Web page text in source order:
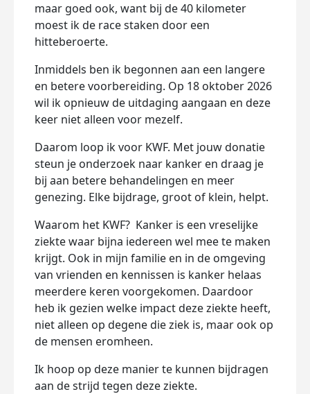
maar goed ook, want bij de 40 kilometer
moest ik de race staken door een
hitteberoerte.
Inmiddels ben ik begonnen aan een langere
en betere voorbereiding. Op 18 oktober 2026
wil ik opnieuw de uitdaging aangaan en deze
keer niet alleen voor mezelf.
Daarom loop ik voor KWF. Met jouw donatie
steun je onderzoek naar kanker en draag je
bij aan betere behandelingen en meer
genezing. Elke bijdrage, groot of klein, helpt.
Waarom het KWF? Kanker is een vreselijke
ziekte waar bijna iedereen wel mee te maken
krijgt. Ook in mijn familie en in de omgeving
van vrienden en kennissen is kanker helaas
meerdere keren voorgekomen. Daardoor
heb ik gezien welke impact deze ziekte heeft,
niet alleen op degene die ziek is, maar ook op
de mensen eromheen.
Ik hoop op deze manier te kunnen bijdragen
aan de strijd tegen deze ziekte.